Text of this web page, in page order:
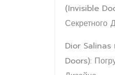
(Invisible
Секретного
Dior Salinas
Doors):